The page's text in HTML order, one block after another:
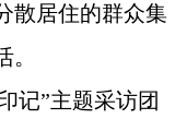
散居住的群众集
记”主题采访团